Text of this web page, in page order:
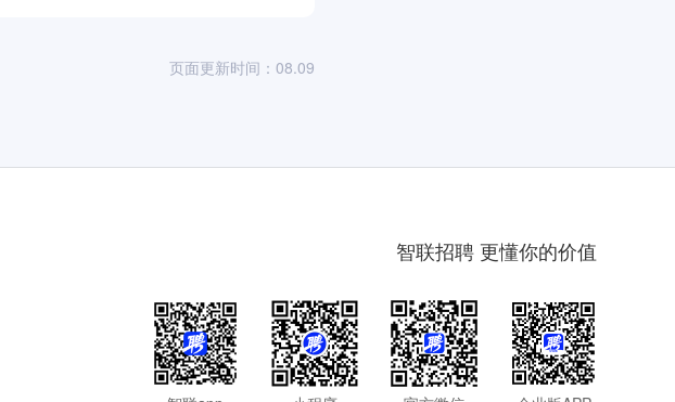
页面更新时间：08.09
智联招聘 更懂你的价值